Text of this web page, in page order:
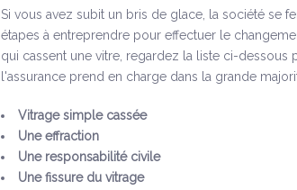
Si vous avez subit un bris de glace, la société se
étapes à entreprendre pour effectuer le
qui cassent une vitre, regardez la liste ci-dessous
l'assurance prend en charge dans la grande
Vitrage simple cassée
Une effraction
Une responsabilité civile
Une fissure du vitrage